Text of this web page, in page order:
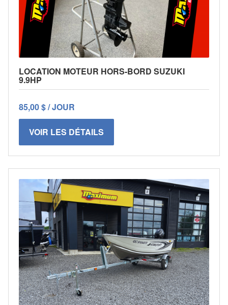
LOCATION MOTEUR HORS-BORD SUZUKI
9.9HP
85,00 $ / JOUR
VOIR LES DÉTAILS